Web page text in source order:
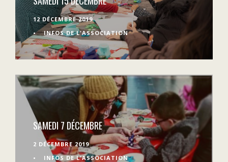
12 DÉCEMBRE 2019
•
INFOS DE L'ASSOCIATION
SAMEDI 7 DÉCEMBRE
2 DÉCEMBRE 2019
•
INFOS DE L'ASSOCIATION